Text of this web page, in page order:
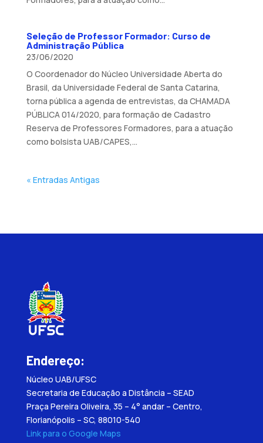
Seleção de Professor Formador: Curso de
Administração Pública
23/06/2020
O Coordenador do Núcleo Universidade Aberta do
Brasil, da Universidade Federal de Santa Catarina,
torna pública a agenda de entrevistas, da CHAMADA
PÚBLICA 014/2020, para formação de Cadastro
Reserva de Professores Formadores, para a atuação
como bolsista UAB/CAPES,...
« Entradas Antigas
Endereço:
Núcleo UAB/UFSC
Secretaria de Educação a Distância – SEAD
Praça Pereira Oliveira, 35 – 4° andar – Centro,
Florianópolis – SC, 88010-540
Link para o Google Maps